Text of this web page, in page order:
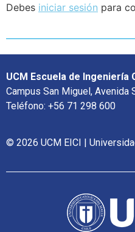
Debes iniciar sesión para
UCM Escuela de Ingeniería
Campus San Miguel, Avenida
Teléfono: +56 71 298 600
© 2026 UCM EICI |